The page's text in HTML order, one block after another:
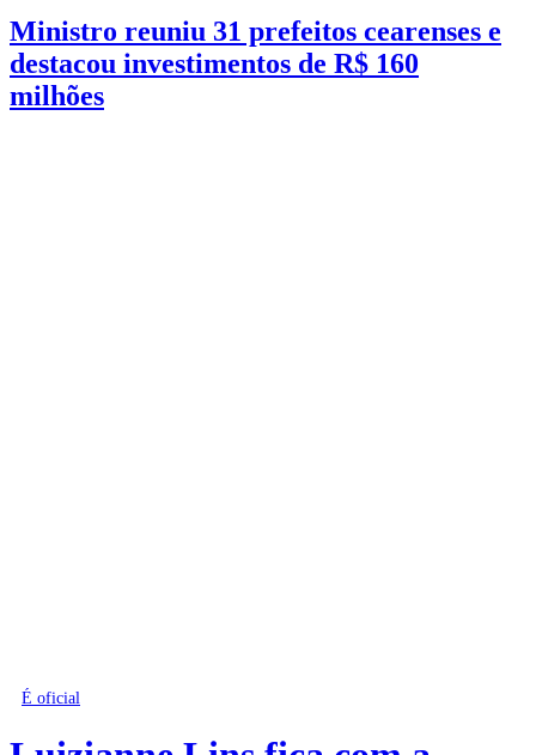
Ministro reuniu 31 prefeitos cearenses e
destacou investimentos de R$ 160
milhões
É oficial